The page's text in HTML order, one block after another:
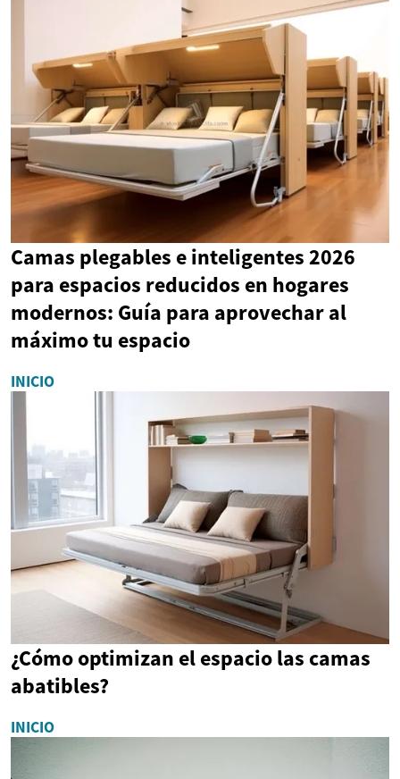
Camas plegables e inteligentes 2026
para espacios reducidos en hogares
modernos: Guía para aprovechar al
máximo tu espacio
INICIO
¿Cómo optimizan el espacio las camas
abatibles?
INICIO